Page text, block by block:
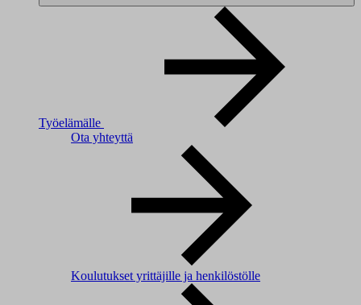
Työelämälle
Ota yhteyttä
Koulutukset yrittäjille ja henkilöstölle